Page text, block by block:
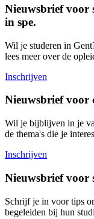
Nieuwsbrief voor
in spe.
Wil je studeren in
lees meer over de
Inschrijven
Nieuwsbrief voor
Wil je bijblijven in je
de thema's die je
Inschrijven
Nieuwsbrief voor
Schrijf je in voor tips
begeleiden bij hun